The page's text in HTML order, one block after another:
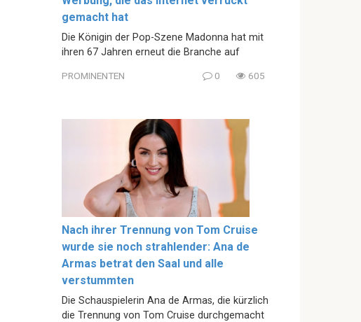
gemacht hat
Die Königin der Pop-Szene Madonna hat mit
ihren 67 Jahren erneut die Branche auf
PROMINENTEN 0 605
Nach ihrer Trennung von Tom Cruise
wurde sie noch strahlender: Ana de
Armas betrat den Saal und alle
verstummten
Die Schauspielerin Ana de Armas, die kürzlich
die Trennung von Tom Cruise durchgemacht